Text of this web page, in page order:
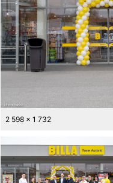
2 598 x 1 732